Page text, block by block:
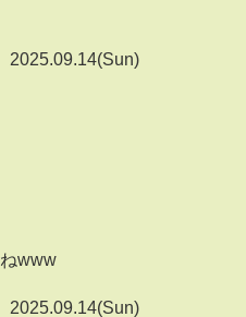
2025.09.14(Sun)
www
2025.09.14(Sun)